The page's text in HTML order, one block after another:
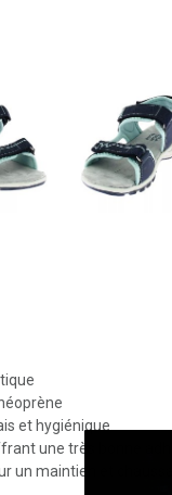
et hygiénique
une très bonne
un maintien et